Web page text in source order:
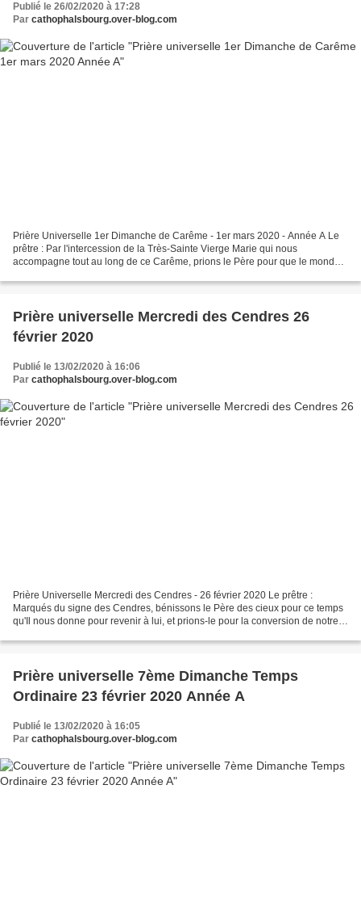
Publié le 26/02/2020 à 17:28
Par cathophalsbourg.over-blog.com
Prière Universelle 1er Dimanche de Carême - 1er mars 2020 - Année A Le
prêtre : Par l'intercession de la Très-Sainte Vierge Marie qui nous
accompagne tout au long de ce Carême, prions le Père pour que le monde
Prière universelle Mercredi des Cendres 26
février 2020
Publié le 13/02/2020 à 16:06
Par cathophalsbourg.over-blog.com
Prière Universelle Mercredi des Cendres - 26 février 2020 Le prêtre :
Marqués du signe des Cendres, bénissons le Père des cieux pour ce temps
qu'Il nous donne pour revenir à lui, et prions-le pour la conversion de notre
Prière universelle 7ème Dimanche Temps
Ordinaire 23 février 2020 Année A
Publié le 13/02/2020 à 16:05
Par cathophalsbourg.over-blog.com